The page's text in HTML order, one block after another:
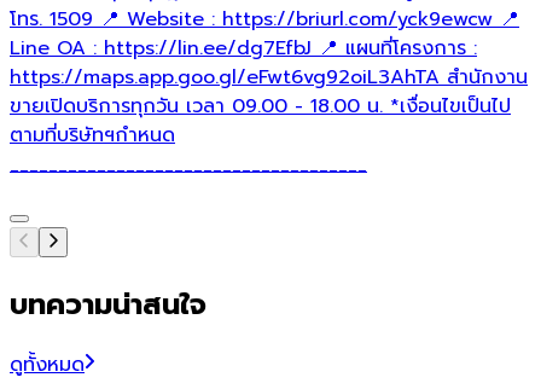
โทร. 1509 📍 Website : https://briurl.com/yck9ewcw 📍
Line OA : https://lin.ee/dg7EfbJ 📍 แผนที่โครงการ :
https://maps.app.goo.gl/eFwt6vg92oiL3AhTA สำนักงาน
ขายเปิดบริการทุกวัน เวลา 09.00 - 18.00 น. *เงื่อนไขเป็นไป
ตามที่บริษัทฯกำหนด
_____________________________________
บทความน่าสนใจ
ดูทั้งหมด